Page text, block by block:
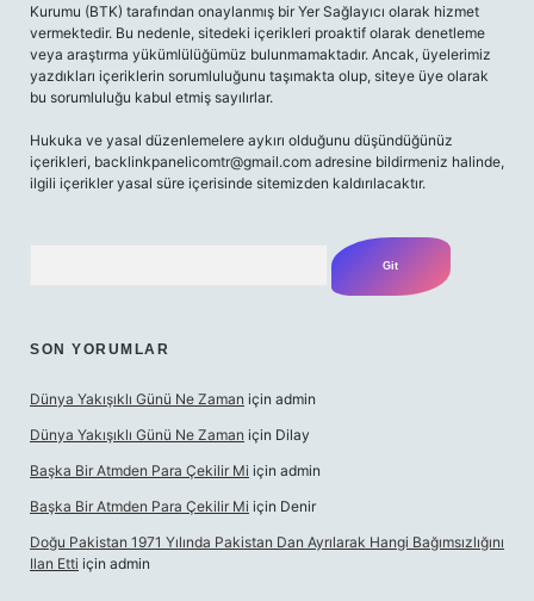
Kurumu (BTK) tarafından onaylanmış bir Yer Sağlayıcı olarak hizmet
vermektedir. Bu nedenle, sitedeki içerikleri proaktif olarak denetleme
veya araştırma yükümlülüğümüz bulunmamaktadır. Ancak, üyelerimiz
yazdıkları içeriklerin sorumluluğunu taşımakta olup, siteye üye olarak
bu sorumluluğu kabul etmiş sayılırlar.
Hukuka ve yasal düzenlemelere aykırı olduğunu düşündüğünüz
içerikleri, backlinkpanelicomtr@gmail.com adresine bildirmeniz halinde,
ilgili içerikler yasal süre içerisinde sitemizden kaldırılacaktır.
SON YORUMLAR
Dünya Yakışıklı Günü Ne Zaman için admin
Dünya Yakışıklı Günü Ne Zaman için Dilay
Başka Bir Atmden Para Çekilir Mi için admin
Başka Bir Atmden Para Çekilir Mi için Denir
Doğu Pakistan 1971 Yılında Pakistan Dan Ayrılarak Hangi Bağımsızlığını
Ilan Etti için admin